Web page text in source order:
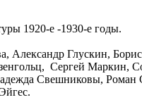
1920-е -1930-е годы.
Глускин,
Сергей Маркин,
Свешниковы,